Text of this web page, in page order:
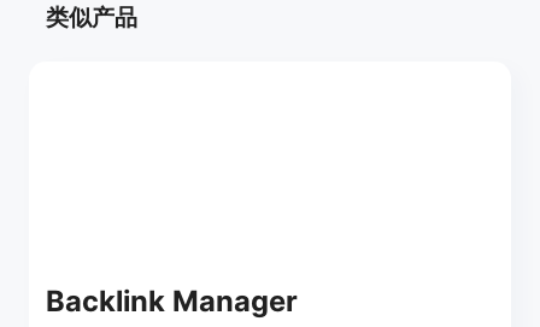
类似产品
Backlink Manager